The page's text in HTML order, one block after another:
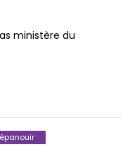
ministère du